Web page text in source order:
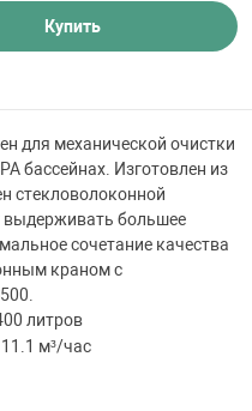
для механической очистки
бассейнах. Изготовлен из
стекловолоконной
выдерживать большее
сочетание качества
краном с
литров
м³/час
Купить